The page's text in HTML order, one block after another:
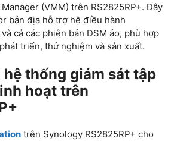
(VMM) trên RS2825RP+. Đây
bản địa hỗ trợ hệ điều hành
cả các phiên bản DSM ảo, phù hợp
triển, thử nghiệm và sản xuất.
thống giám sát tập
hoạt trên
trên Synology RS2825RP+ cho